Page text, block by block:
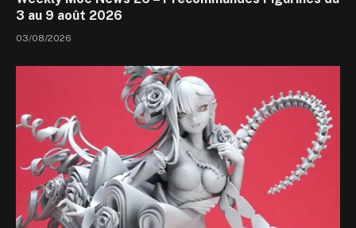
3 au 9 août 2026
03/08/2026